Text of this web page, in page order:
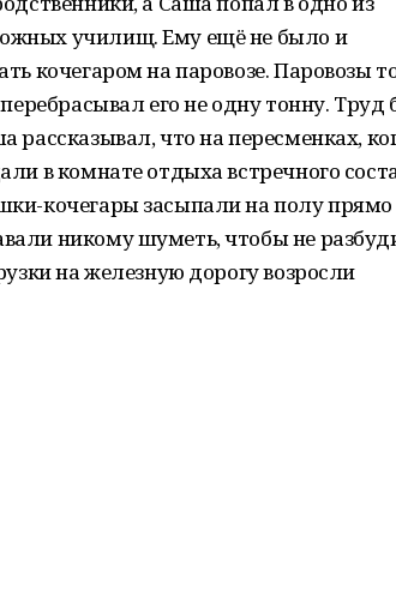
училищ. Ему ещё не было и
кочегаром на паровозе. Паровозы
его не одну тонну. Труд
рассказывал, что на пересменках,
в комнате отдыха встречного
кочегары засыпали на полу
никому шуметь, чтобы не
на железную дорогу возросли